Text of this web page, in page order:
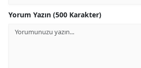
Yorum Yazın (500 Karakter)